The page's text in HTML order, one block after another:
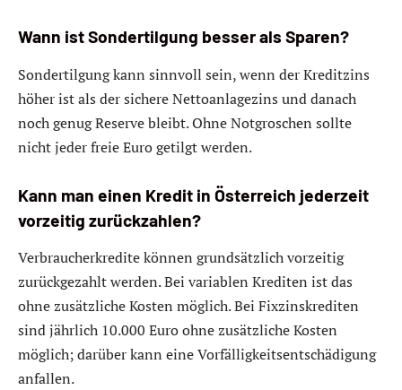
Wann ist Sondertilgung besser als Sparen?
Sondertilgung kann sinnvoll sein, wenn der Kreditzins
höher ist als der sichere Nettoanlagezins und danach
noch genug Reserve bleibt. Ohne Notgroschen sollte
nicht jeder freie Euro getilgt werden.
Kann man einen Kredit in Österreich jederzeit
vorzeitig zurückzahlen?
Verbraucherkredite können grundsätzlich vorzeitig
zurückgezahlt werden. Bei variablen Krediten ist das
ohne zusätzliche Kosten möglich. Bei Fixzinskrediten
sind jährlich 10.000 Euro ohne zusätzliche Kosten
möglich; darüber kann eine Vorfälligkeitsentschädigung
anfallen.